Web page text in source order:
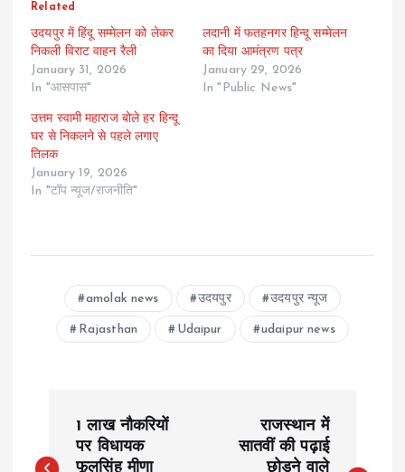
Related
उदयपुर में हिंदू सम्मेलन को लेकर
निकली विराट वाहन रैली
January 31, 2026
In "आसपास"
लदानी में फतहनगर हिन्दू सम्मेलन
का दिया आमंत्रण पत्र
January 29, 2026
In "Public News"
उत्तम स्वामी महाराज बोले हर हिन्दू
घर से निकलने से पहले लगाए
तिलक
January 19, 2026
In "टॉप न्यूज/राजनीति"
amolak news उदयपुर उदयपुर न्यूज
Rajasthan Udaipur udaipur news
o
1 लाख नौकरियों
पर विधायक
फूलसिंह मीणा
राजस्थान में
सातवीं की पढ़ाई
छोड़ने वाले